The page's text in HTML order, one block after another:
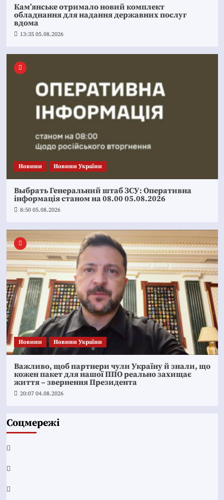
Кам’янське отримало новий комплект
обладнання для надання державних послуг
вдома
13:35 05.08.2026
Новини Новини України
Выбрать Генеральний штаб ЗСУ: Оперативна
інформація станом на 08.00 05.08.2026
8:50 05.08.2026
Новини Новини України
Важливо, щоб партнери чули Україну й знали, що
кожен пакет для нашої ППО реально захищає
життя – звернення Президента
20:07 04.08.2026
Соцмережі
Facebook
YouTube
Telegram